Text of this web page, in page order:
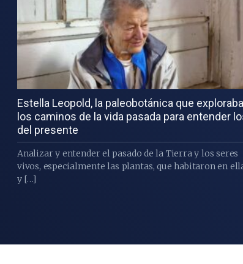
Estella Leopold, la paleobotánica que exploraba
los caminos de la vida pasada para entender
del presente
Analizar y entender el pasado de la Tierra y los seres
vivos, especialmente las plantas, que habitaron en
y […]